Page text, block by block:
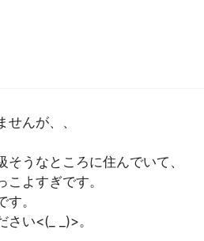
んが、、
うなところに住んでいて、
よすぎです。
。
い<(_ _)>。